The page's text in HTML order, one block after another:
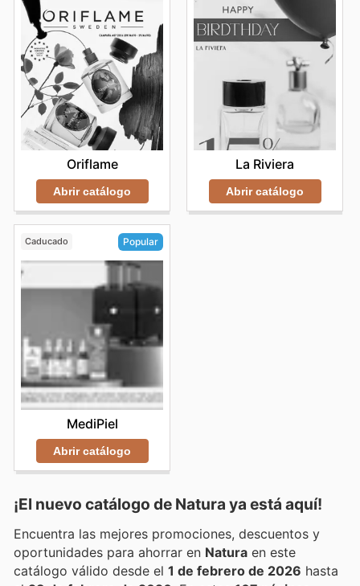
Oriflame
Abrir catálogo
La Riviera
Abrir catálogo
Caducado Popular
MediPiel
Abrir catálogo
¡El nuevo catálogo de Natura ya está aquí!
Encuentra las mejores promociones, descuentos y
oportunidades para ahorrar en Natura en este
catálogo válido desde el 1 de febrero de 2026 hasta